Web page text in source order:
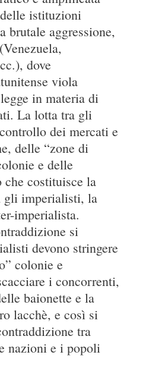
istituzioni
brutale aggressione,
dove
viola
in materia di
La lotta tra gli
dei mercati e
delle “zone di
e delle
costituisce la
gli imperialisti, la
imperialista.
si
devono stringere
colonie e
i concorrenti,
baionette e la
lacchè, e così si
tra
nazioni e i popoli